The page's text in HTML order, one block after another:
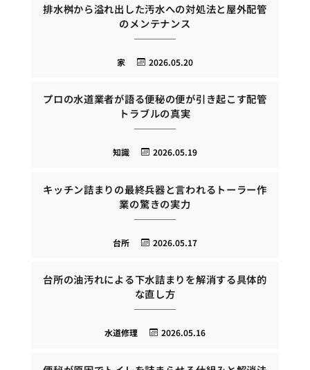
排水桝から溢れ出した汚水への対処法と屋外配管
のメンテナンス
2026.05.20
家
プロの水道業者が語る便秘の便が引き起こす配管
トラブルの真実
2026.05.19
知識
キッチン詰まりの最終兵器と言われるトーラー作
業の驚きの実力
2026.05.17
台所
台所の油汚れによる下水詰まりを解消する具体的
な直し方
2026.05.16
水道修理